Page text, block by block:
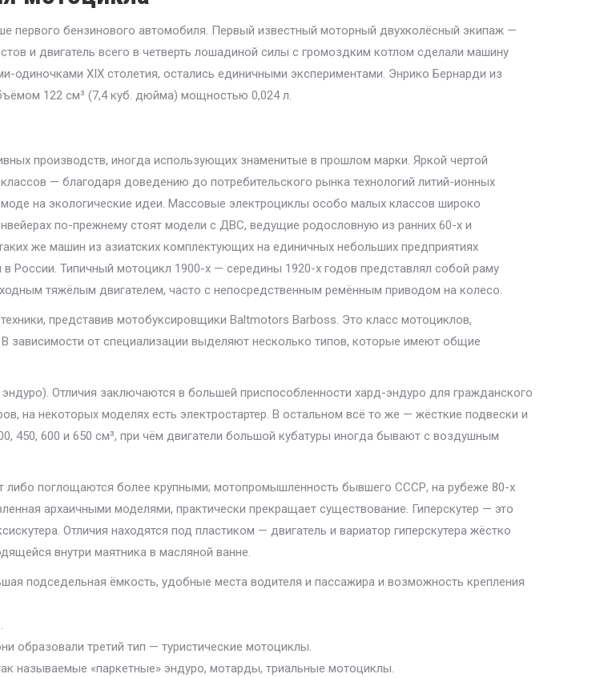
первого бензинового автомобиля. Первый известный моторный двухколёсный экипаж —
и двигатель всего в четверть лошадиной силы с громоздким котлом сделали машину
XIX столетия, остались единичными экспериментами. Энрико Бернарди из
122 см³ (7,4 куб. дюйма) мощностью 0,024 л.
производств, иногда использующих знаменитые в прошлом марки. Яркой чертой
— благодаря доведению до потребительского рынка технологий литий-ионных
на экологические идеи. Массовые электроциклы особо малых классов широко
по-прежнему стоят модели с ДВС, ведущие родословную из ранних 60-х и
же машин из азиатских комплектующих на единичных небольших предприятиях
России. Типичный мотоцикл 1900-х — середины 1920-х годов представлял собой раму
тяжёлым двигателем, часто с непосредственным ремённым приводом на колесо.
представив мотобуксировщики Baltmotors Barboss. Это класс мотоциклов,
от специализации выделяют несколько типов, которые имеют общие
Отличия заключаются в большей приспособленности хард-эндуро для гражданского
на некоторых моделях есть электростартер. В остальном всё то же — жёсткие подвески и
450, 600 и 650 см³, при чём двигатели большой кубатуры иногда бывают с воздушным
либо поглощаются более крупными; мотопромышленность бывшего СССР, на рубеже 80-х
архаичными моделями, практически прекращает существование. Гиперскутер — это
Отличия находятся под пластиком — двигатель и вариатор гиперскутера жёстко
внутри маятника в масляной ванне.
подседельная ёмкость, удобные места водителя и пассажира и возможность крепления
образовали третий тип — туристические мотоциклы.
называемые «паркетные» эндуро, мотарды, триальные мотоциклы.